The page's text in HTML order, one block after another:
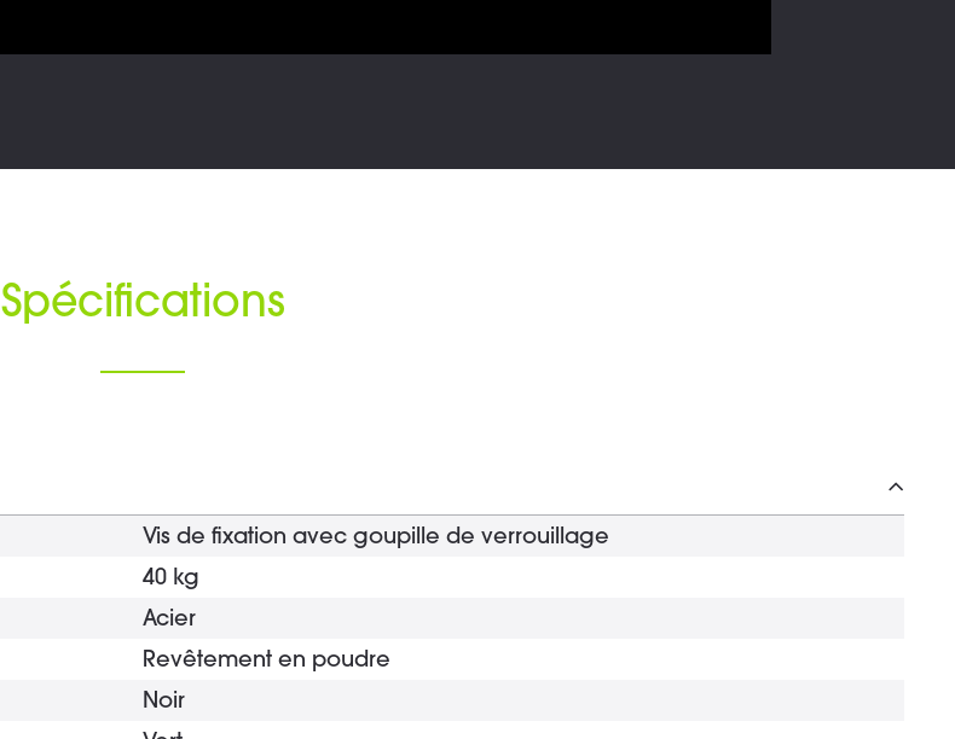
Spécifications
Vis de fixation avec goupille de verrouillage
40 kg
Acier
Revêtement en poudre
Noir